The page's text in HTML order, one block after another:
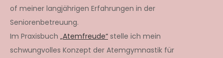
of meiner langjährigen Erfahrungen in der
Seniorenbetreuung.
Im Praxisbuch „Atemfreude“ stelle ich mein
schwungvolles Konzept der Atemgymnastik für